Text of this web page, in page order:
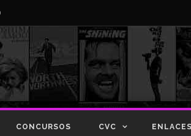
CONCURSOS CVC